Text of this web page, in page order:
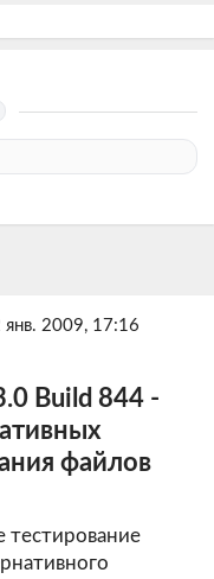
янв. 2009, 17:16
Build 844 -
файлов